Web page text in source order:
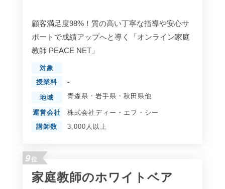
顧客満足度98%！質の高い丁寧な指導や安心サ
ポートで成績アップへと導く「オンライン家庭
教師 PEACE NET」
対象
授業料
-
地域 青森県 ・ 岩手県 ・ 秋田県他
運営会社
株式会社ディー・エフ・シー
講師数
3,000人以上
9位
家庭教師のホワイトベア